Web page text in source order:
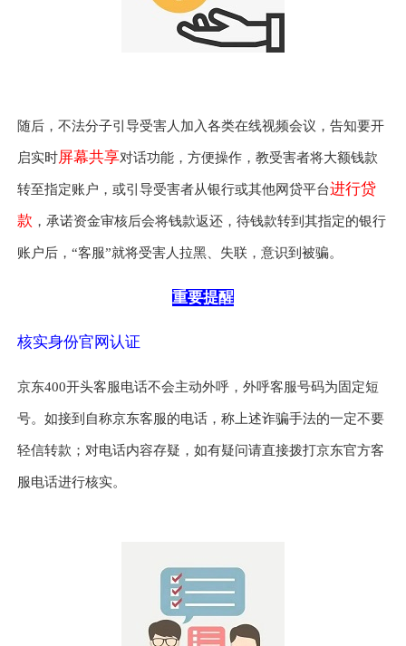
随后，不法分子引导受害人加入各类在线视频会议，告知要开
启实时屏幕共享对话功能，方便操作，教受害者将大额钱款
转至指定账户，或引导受害者从银行或其他网贷平台进行贷
款 ，承诺资金审核后会将钱款返还，待钱款转到其指定的银行
账户后，“客服”就将受害人拉黑、失联，意识到被骗。
重要提醒
核实身份官网认证
京东400开头客服电话不会主动外呼，外呼客服号码为固定短
号。如接到自称京东客服的电话，称上述诈骗手法的一定不要
轻信转款；对电话内容存疑，如有疑问请直接拨打京东官方客
服电话进行核实。